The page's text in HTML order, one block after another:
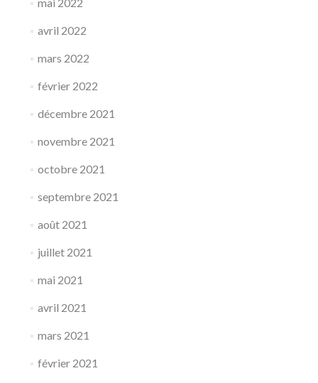
avril 2022
mars 2022
février 2022
décembre 2021
novembre 2021
octobre 2021
septembre 2021
août 2021
juillet 2021
mai 2021
avril 2021
mars 2021
février 2021